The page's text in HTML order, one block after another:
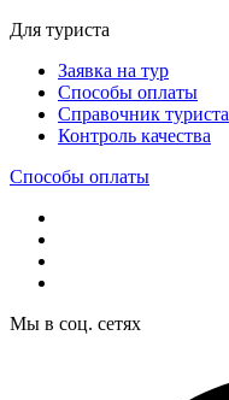
Для туриста
Заявка на тур
Способы оплаты
Справочник туриста
Контроль качества
Способы оплаты
Мы в соц. сетях